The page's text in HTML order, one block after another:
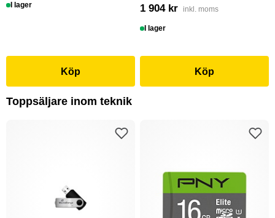
I lager
Köp
1 904 kr inkl. moms
I lager
Köp
Toppsäljare inom teknik